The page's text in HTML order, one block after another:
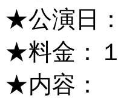
★公演日
★料金：
★内容：